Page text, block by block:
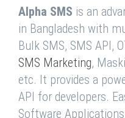
Alpha SMS is an
in Bangladesh with
Bulk SMS, SMS API,
SMS Marketing,
etc. It provides a
API for developers.
Software